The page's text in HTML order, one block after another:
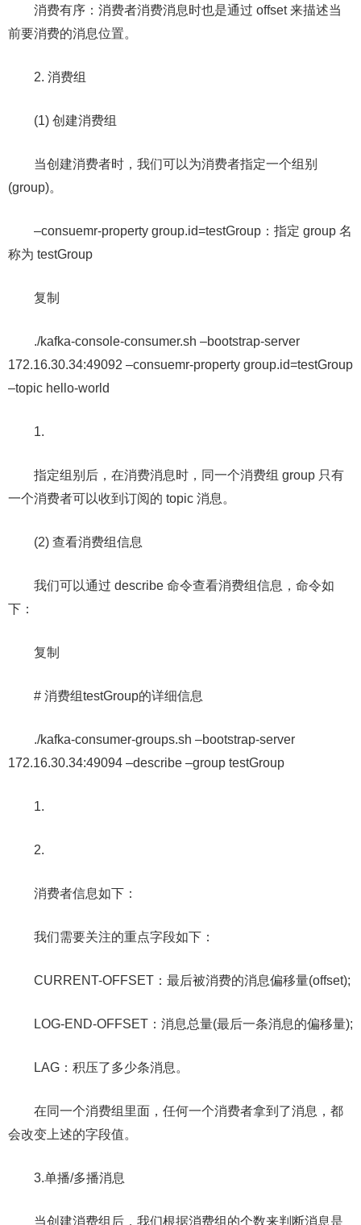
消费有序：消费者消费消息时也是通过 offset 来描述当
前要消费的消息位置。
2. 消费组
(1) 创建消费组
当创建消费者时，我们可以为消费者指定一个组别
(group)。
–consuemr-property group.id=testGroup：指定 group 名
称为 testGroup
复制
./kafka-console-consumer.sh –bootstrap-server
172.16.30.34:49092 –consuemr-property group.id=testGroup
–topic hello-world
1.
指定组别后，在消费消息时，同一个消费组 group 只有
一个消费者可以收到订阅的 topic 消息。
(2) 查看消费组信息
我们可以通过 describe 命令查看消费组信息，命令如
下：
复制
# 消费组testGroup的详细信息
./kafka-consumer-groups.sh –bootstrap-server
172.16.30.34:49094 –describe –group testGroup
1.
2.
消费者信息如下：
我们需要关注的重点字段如下：
CURRENT-OFFSET：最后被消费的消息偏移量(offset);
LOG-END-OFFSET：消息总量(最后一条消息的偏移量);
LAG：积压了多少条消息。
在同一个消费组里面，任何一个消费者拿到了消息，都
会改变上述的字段值。
3.单播/多播消息
当创建消费组后，我们根据消费组的个数来判断消息是